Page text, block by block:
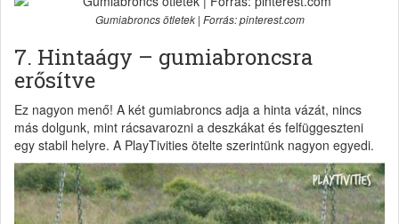
Gumiabroncs ötletek | Forrás: pinterest.com
7. Hintaágy – gumiabroncsra
erősítve
Ez nagyon menő! A két gumiabroncs adja a hinta vázát, nincs
más dolgunk, mint rácsavarozni a deszkákat és felfüggeszteni
egy stabil helyre. A PlayTivities ötelte szerintünk nagyon egyedi.